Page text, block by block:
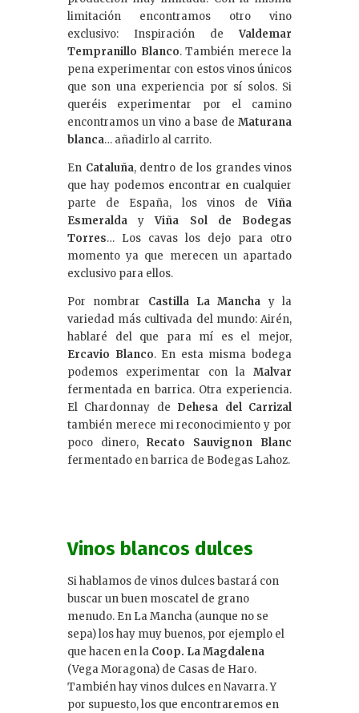
limitación encontramos otro vino
exclusivo: Inspiración deValdemar
Tempranillo Blanco. También merece la
pena experimentar con estos vinos únicos
que son una experiencia por sí solos. Si
queréis experimentar por el camino
encontramos un vino a base de Maturana
blanca… añadirlo al carrito.
En Cataluña, dentro de los grandes vinos
que hay podemos encontrar en cualquier
parte de España, los vinos deViña
Esmeralda yViña Sol de Bodegas
Torres… Los cavas los dejo para otro
momento ya que merecen un apartado
exclusivo para ellos.
Por nombrar Castilla La Mancha y la
variedad más cultivada del mundo: Airén,
hablaré del que para mí es el mejor,
Ercavio Blanco. En esta misma bodega
podemos experimentar con la Malvar
fermentada en barrica. Otra experiencia.
El Chardonnay de Dehesa del Carrizal
también merece mi reconocimiento y por
poco dinero, Recato Sauvignon Blanc
fermentado en barrica de Bodegas Lahoz.
Vinos blancos dulces
Si hablamos de vinos dulces bastará con
buscar un buen moscatel de grano
menudo. En La Mancha (aunque no se
sepa) los hay muy buenos, por ejemplo el
que hacen en la Coop. La Magdalena
(Vega Moragona) de Casas de Haro.
También hay vinos dulces en Navarra. Y
por supuesto, los que encontraremos en